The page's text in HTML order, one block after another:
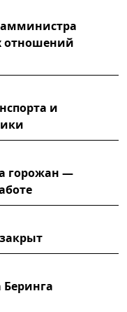
отношений
и
горожан —
Беринга